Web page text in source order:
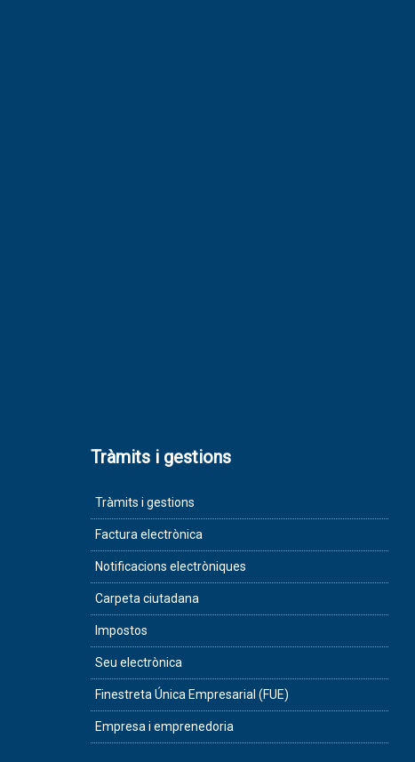
Tràmits i gestions
Tràmits i gestions
Factura electrònica
Notificacions electròniques
Carpeta ciutadana
Impostos
Seu electrònica
Finestreta Única Empresarial (FUE)
Empresa i emprenedoria